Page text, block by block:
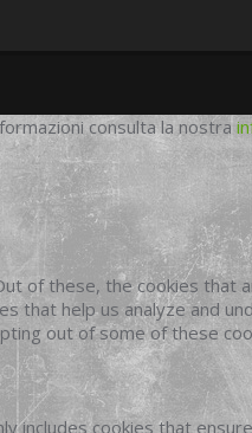
consulta la nostra
of these, the cookies
help us analyze and
out of some of these
cookies that